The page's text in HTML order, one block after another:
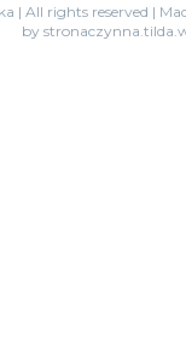
| All rights reserved |
by